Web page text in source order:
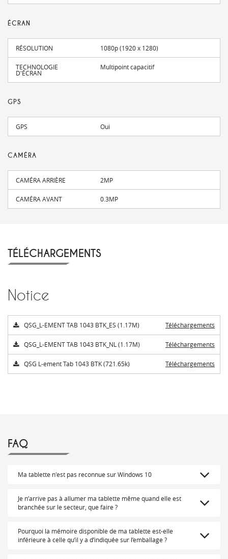
ÉCRAN
RÉSOLUTION 1080p (1920 x 1280)
TECHNOLOGIE
D'ÉCRAN
Multipoint capacitif
GPS
GPS Oui
CAMÉRA
CAMÉRA ARRIÈRE 2MP
CAMÉRA AVANT 0.3MP
TÉLÉCHARGEMENTS
Notice
QSG_L-EMENT TAB 1043 BTK_ES (1.17M) Téléchargements
QSG_L-EMENT TAB 1043 BTK_NL (1.17M) Téléchargements
QSG L-ement Tab 1043 BTK (721.65k) Téléchargements
FAQ
Ma tablette n'est pas reconnue sur Windows 10
Je n’arrive pas à allumer ma tablette même quand elle est
branchée sur le secteur, que faire ?
Pourquoi la mémoire disponible de ma tablette est-elle
inférieure à celle qu’il y a d’indiquée sur l’emballage ?